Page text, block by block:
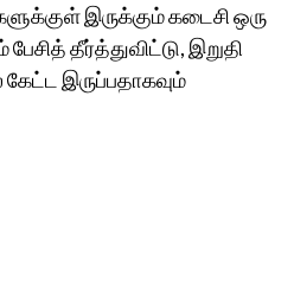
இருக்கும் கடைசி ஒரு
தீர்த்துவிட்டு, இறுதி
இருப்பதாகவும்